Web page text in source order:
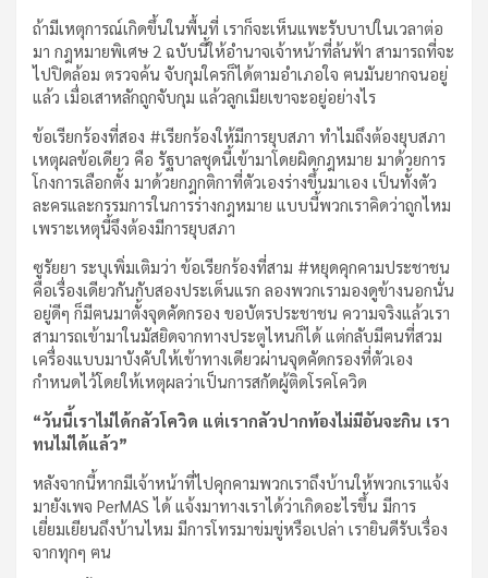
ถ้ามีเหตุการณ์เกิดขึ้นในพื้นที่ เราก็จะเห็นแพะรับบาปในเวลาต่อ
มา กฎหมายพิเศษ 2 ฉบับนี้ให้อำนาจเจ้าหน้าที่ล้นฟ้า สามารถที่จะ
ไปปิดล้อม ตรวจค้น จับกุมใครก็ได้ตามอำเภอใจ ฅนมันยากจนอยู่
แล้ว เมื่อเสาหลักถูกจับกุม แล้วลูกเมียเขาจะอยู่อย่างไร
ข้อเรียกร้องที่สอง #เรียกร้องให้มีการยุบสภา ทำไมถึงต้องยุบสภา
เหตุผลข้อเดียว คือ รัฐบาลชุดนี้เข้ามาโดยผิดกฎหมาย มาด้วยการ
โกงการเลือกตั้ง มาด้วยกฎกติกาที่ตัวเองร่างขึ้นมาเอง เป็นทั้งตัว
ละครและกรรมการในการร่างกฎหมาย แบบนี้พวกเราคิดว่าถูกไหม
เพราะเหตุนี้จึงต้องมีการยุบสภา
ซูรัยยา ระบุเพิ่มเติมว่า ข้อเรียกร้องที่สาม #หยุดคุกคามประชาชน
คือเรื่องเดียวกันกับสองประเด็นแรก ลองพวกเรามองดูข้างนอกนั่น
อยู่ดีๆ ก็มีฅนมาตั้งจุดคัดกรอง ขอบัตรประชาชน ความจริงแล้วเรา
สามารถเข้ามาในมัสยิดจากทางประตูไหนก็ได้ แต่กลับมีฅนที่สวม
เครื่องแบบมาบังคับให้เข้าทางเดียวผ่านจุดคัดกรองที่ตัวเอง
กำหนดไว้โดยให้เหตุผลว่าเป็นการสกัดผู้ติดโรคโควิด
“วันนี้เราไม่ได้กลัวโควิด แต่เรากลัวปากท้องไม่มีอันจะกิน เรา
ทนไม่ได้แล้ว”
หลังจากนี้หากมีเจ้าหน้าที่ไปคุกคามพวกเราถึงบ้านให้พวกเราแจ้ง
มายังเพจ PerMAS ได้ แจ้งมาทางเราได้ว่าเกิดอะไรขึ้น มีการ
เยี่ยมเยียนถึงบ้านไหม มีการโทรมาข่มขู่หรือเปล่า เรายินดีรับเรื่อง
จากทุกๆ ฅน